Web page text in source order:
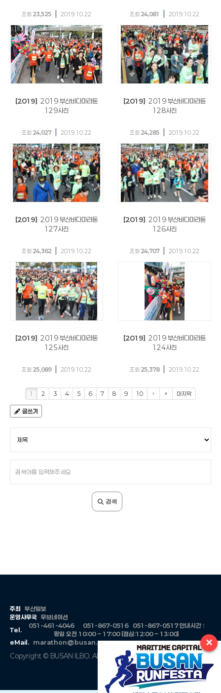
조회 23,525 2019.10.22 조회 24,081 2019.10.22
[2019] 2019 부산바다마라톤
129사진
조회 24,027 2019.10.22
[2019] 2019 부산바다마라톤
128사진
조회 24,285 2019.10.22
[2019] 2019 부산바다마라톤
127사진
조회 24,362 2019.10.22
[2019] 2019 부산바다마라톤
126사진
조회 24,707 2019.10.22
[2019] 2019 부산바다마라톤
125사진
조회 25,089 2019.10.22
[2019] 2019 부산바다마라톤
124사진
조회 25,378 2019.10.22
1 2 3 4 5 6 7 8 9 10 › » 마지막
글쓰기
조
어
력
검색
주최
부산일보
운영사무국
무브네이션
Tel.
051-461-4046 051-867-0516 051-867-0517안내시간 :
평일 오전 10:00 ~ 17:00 [점심:12:00 ~ 13:00]
eMail.
marathon@busan.com
Copyright © BUSAN ILBO. All Rights Reserved.
×